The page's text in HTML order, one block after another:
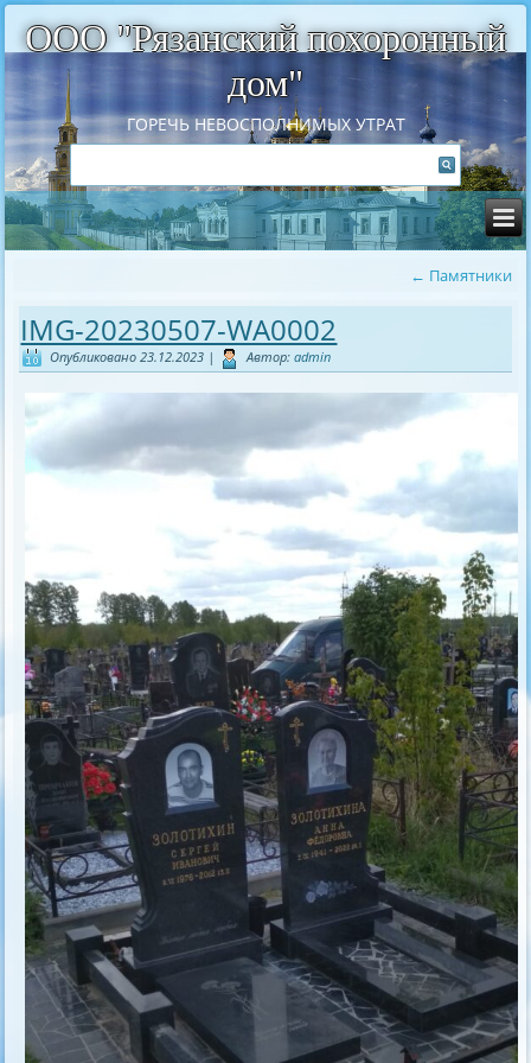
ООО "Рязанский похоронный
дом"
ГОРЕЧЬ НЕВОСПОЛНИМЫХ УТРАТ
← Памятники
IMG-20230507-WA0002
Опубликовано 23.12.2023 | Автор: admin